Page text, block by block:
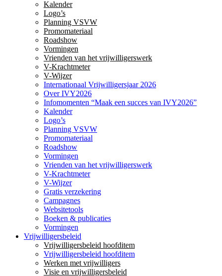
Kalender
Logo’s
Planning VSVW
Promomateriaal
Roadshow
Vormingen
Vrienden van het vrijwilligerswerk
V-Krachtmeter
V-Wijzer
Internationaal Vrijwilligersjaar 2026
Over IVY2026
Infomomenten “Maak een succes van IVY2026”
Kalender
Logo’s
Planning VSVW
Promomateriaal
Roadshow
Vormingen
Vrienden van het vrijwilligerswerk
V-Krachtmeter
V-Wijzer
Gratis verzekering
Campagnes
Websitetools
Boeken & publicaties
Vormingen
Vrijwilligersbeleid
Vrijwilligersbeleid hoofditem
Vrijwilligersbeleid hoofditem
Werken met vrijwilligers
Visie en vrijwilligersbeleid